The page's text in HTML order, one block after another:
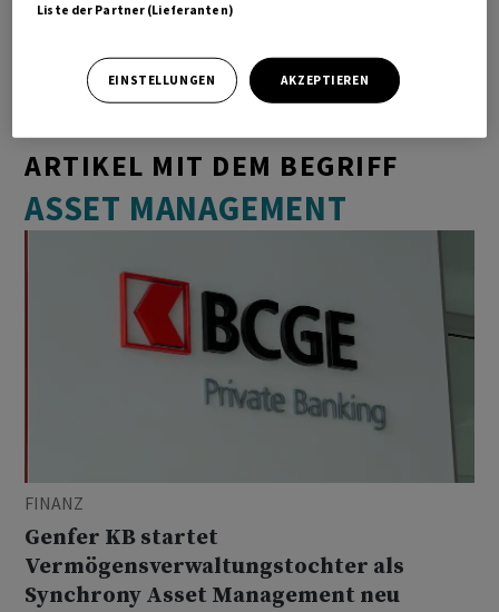
ARTIKEL MIT DEM BEGRIFF
ASSET MANAGEMENT
FINANZ
Genfer KB startet
Vermögensverwaltungstochter als
Synchrony Asset Management neu
Liste der Partner (Lieferanten)
EINSTELLUNGEN AKZEPTIEREN